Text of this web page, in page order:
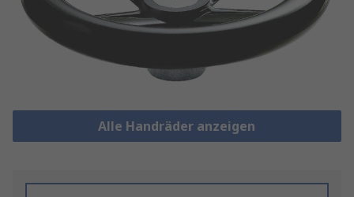
Alle Handräder anzeigen